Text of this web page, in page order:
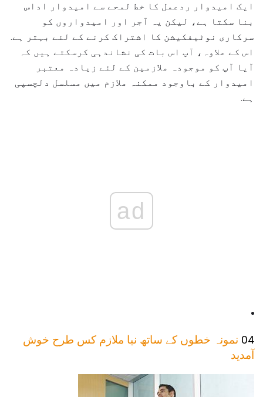
ایک امیدوار ردعمل کا خط لمحے سے امیدوار اداس
بنا سکتا ہے، لیکن یہ آجر اور امیدواروں کو
سرکاری نوٹیفکیشن کا اشتراک کرنے کے لئے بہتر ہے.
اس کے علاوہ، آپ اس بات کی نشاندہی کرسکتے ہیں کہ
آیا آپ کو موجودہ ملازمین کے لئے زیادہ معتبر
امیدوار کے باوجود ممکنہ ملازم میں مسلسل دلچسپی
ہے.
ad
04 نمونہ خطوں کے ساتھ نیا ملازم کس طرح خوش
آمدید